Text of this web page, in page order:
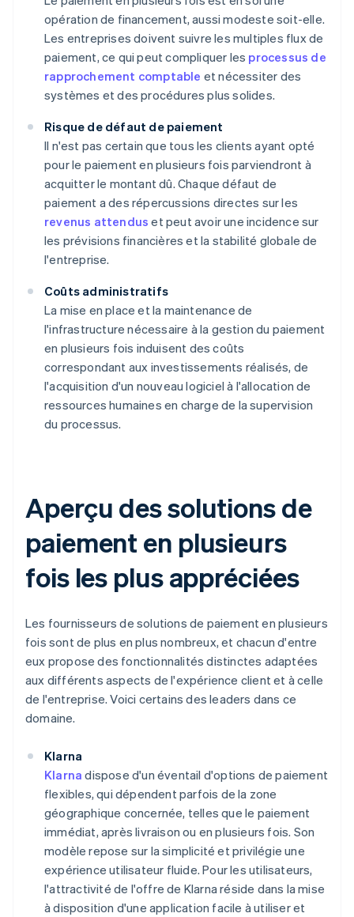
opération de financement, aussi modeste soit-elle.
Les entreprises doivent suivre les multiples flux de
paiement, ce qui peut compliquer les processus de
rapprochement comptable et nécessiter des
systèmes et des procédures plus solides.
Risque de défaut de paiement
Il n'est pas certain que tous les clients ayant opté
pour le paiement en plusieurs fois parviendront à
acquitter le montant dû. Chaque défaut de
paiement a des répercussions directes sur les
revenus attendus et peut avoir une incidence sur
les prévisions financières et la stabilité globale de
l'entreprise.
Coûts administratifs
La mise en place et la maintenance de
l'infrastructure nécessaire à la gestion du paiement
en plusieurs fois induisent des coûts
correspondant aux investissements réalisés, de
l'acquisition d'un nouveau logiciel à l'allocation de
ressources humaines en charge de la supervision
du processus.
Aperçu des solutions de
paiement en plusieurs
fois les plus appréciées
Les fournisseurs de solutions de paiement en plusieurs
fois sont de plus en plus nombreux, et chacun d'entre
eux propose des fonctionnalités distinctes adaptées
aux différents aspects de l'expérience client et à celle
de l'entreprise. Voici certains des leaders dans ce
domaine.
Klarna
Klarna dispose d'un éventail d'options de paiement
flexibles, qui dépendent parfois de la zone
géographique concernée, telles que le paiement
immédiat, après livraison ou en plusieurs fois. Son
modèle repose sur la simplicité et privilégie une
expérience utilisateur fluide. Pour les utilisateurs,
l'attractivité de l'offre de Klarna réside dans la mise
à disposition d'une application facile à utiliser et